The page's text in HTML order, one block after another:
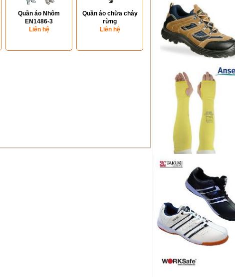
Quần áo Nhôm
EN1486-3
Liên hệ
Quần áo chữa cháy
rừng
Liên hệ